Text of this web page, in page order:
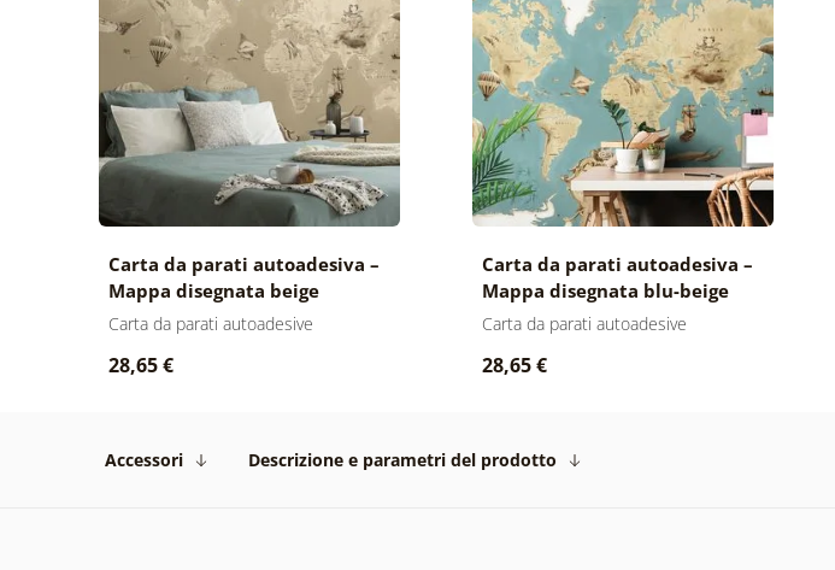
Carta da parati autoadesiva –
Mappa disegnata beige
Carta da parati autoadesive
28,65 €
Carta da parati autoadesiva –
Mappa disegnata blu-beige
Carta da parati autoadesive
28,65 €
Accessori Descrizione e parametri del prodotto